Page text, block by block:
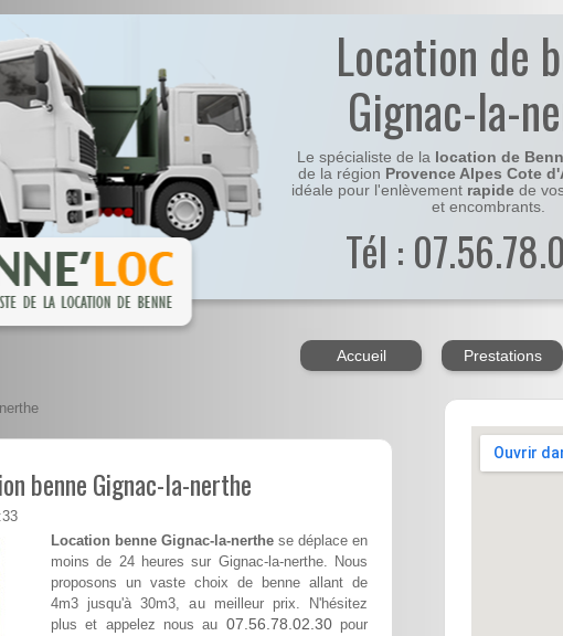
Location de
Gignac-la-
Le spécialiste de la location de
de la région Provence Alpes Cote
idéale pour l'enlèvement rapidede
et encombrants.
Tél :
Accueil Prestations
benne Gignac-la-nerthe
Location benne Gignac-la-nerthe se déplace en
moins de 24 heures sur Gignac-la-nerthe. Nous
proposons un vaste choix de benne allant de
4m3 jusqu'à 30m3, au meilleur prix. N'hésitez
plus et appelez nous au 07.56.78.02.30pour